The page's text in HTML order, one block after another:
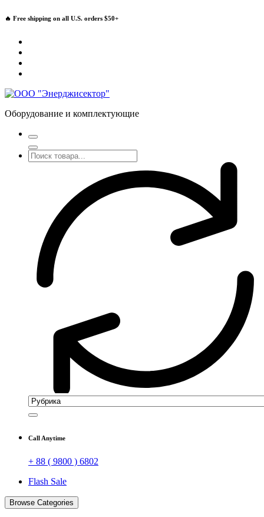
Перейти
содержимому
🔥 Free shipping on all U.S. orders $50+
Оборудование и комплектующие
Call Anytime
+ 88 ( 9800 ) 6802
Flash Sale
Browse Categories